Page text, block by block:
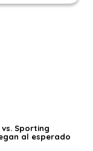
Sporting
al esperado